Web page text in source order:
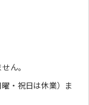
ん。
・祝日は休業）ま